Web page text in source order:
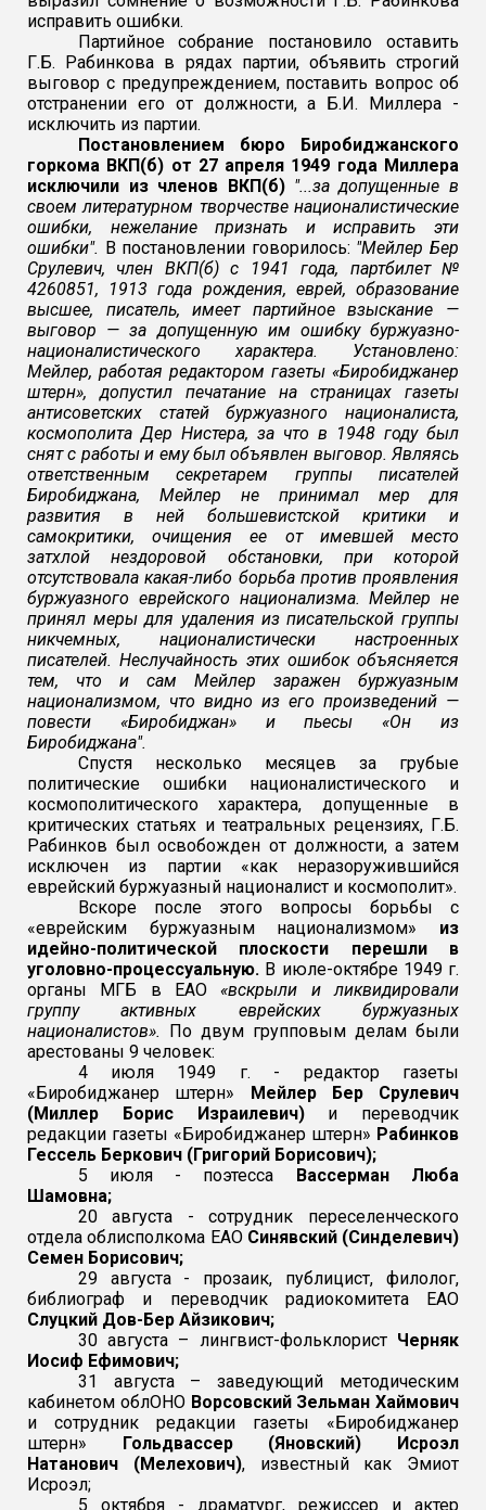
исправить ошибки.
Партийное собрание постановило оставить
Г.Б. Рабинкова в рядах партии, объявить строгий
выговор с предупреждением, поставить вопрос об
отстранении его от должности, а Б.И. Миллера -
исключить из партии.
Постановлением бюро Биробиджанского
горкома ВКП(б) от 27 апреля 1949 года Миллера
исключили из членов ВКП(б) "...за допущенные в
своем литературном творчестве националистические
ошибки, нежелание признать и исправить эти
ошибки". В постановлении говорилось: "Мейлер Бер
Срулевич, член ВКП(б) с 1941 года, партбилет №
4260851, 1913 года рождения, еврей, образование
высшее, писатель, имеет партийное взыскание —
выговор — за допущенную им ошибку буржуазно-
националистического характера. Установлено:
Мейлер, работая редактором газеты «Биробиджанер
штерн», допустил печатание на страницах газеты
антисоветских статей буржуазного националиста,
космополита Дер Нистера, за что в 1948 году был
снят с работы и ему был объявлен выговор. Являясь
ответственным секретарем группы писателей
Биробиджана, Мейлер не принимал мер для
развития в ней большевистской критики и
самокритики, очищения ее от имевшей место
затхлой нездоровой обстановки, при которой
отсутствовала какая-либо борьба против проявления
буржуазного еврейского национализма. Мейлер не
принял меры для удаления из писательской группы
никчемных, националистически настроенных
писателей. Неслучайность этих ошибок объясняется
тем, что и сам Мейлер заражен буржуазным
национализмом, что видно из его произведений —
повести «Биробиджан» и пьесы «Он из
Биробиджана".
Спустя несколько месяцев за грубые
политические ошибки националистического и
космополитического характера, допущенные в
критических статьях и театральных рецензиях, Г.Б.
Рабинков был освобожден от должности, а затем
исключен из партии «как неразоружившийся
еврейский буржуазный националист и космополит».
Вскоре после этого вопросы борьбы с
«еврейским буржуазным национализмом» из
идейно-политической плоскости перешли в
уголовно-процессуальную. В июле-октябре 1949 г.
органы МГБ в ЕАО«вскрыли и ликвидировали
группу активных еврейских буржуазных
националистов». По двум групповым делам были
арестованы 9 человек:
4 июля 1949 г. - редактор газеты
«Биробиджанер штерн» Мейлер Бер Срулевич
(Миллер Борис Израилевич)и переводчик
редакции газеты «Биробиджанер штерн» Рабинков
Гессель Беркович (Григорий Борисович);
5 июля - поэтесса Вассерман Люба
Шамовна;
20 августа - сотрудник переселенческого
отдела облисполкома ЕАО Синявский (Синделевич)
Семен Борисович;
29 августа - прозаик, публицист, филолог,
библиограф и переводчик радиокомитета ЕАО
Слуцкий Дов-Бер Айзикович;
30 августа – лингвист-фольклорист Черняк
Иосиф Ефимович;
31 августа – заведующий методическим
кабинетом облОНО Ворсовский Зельман Хаймович
и сотрудник редакции газеты «Биробиджанер
штерн» Гольдвассер (Яновский) Исроэл
Натанович (Мелехович), известный как Эмиот
Исроэл;
5 октября - драматург, режиссер и актер